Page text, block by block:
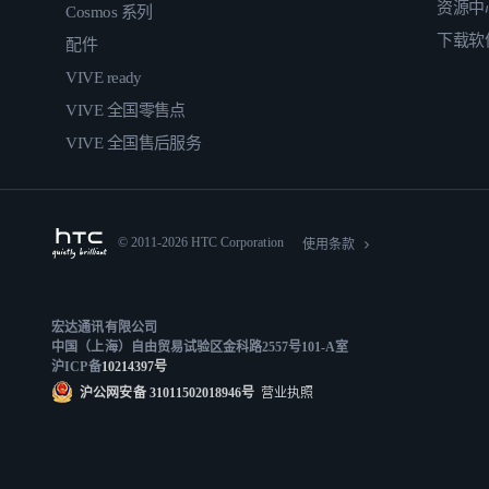
Cosmos 系列
配件
VIVE ready
VIVE 全国零售点
VIVE 全国售后服务
资源中
下载
© 2011-2026 HTC Corporation 使用条款
宏达通讯有限公司
中国（上海）自由贸易试验区金科路2557号101-A室
沪ICP备10214397号
沪公网安备 31011502018946号 营业执照